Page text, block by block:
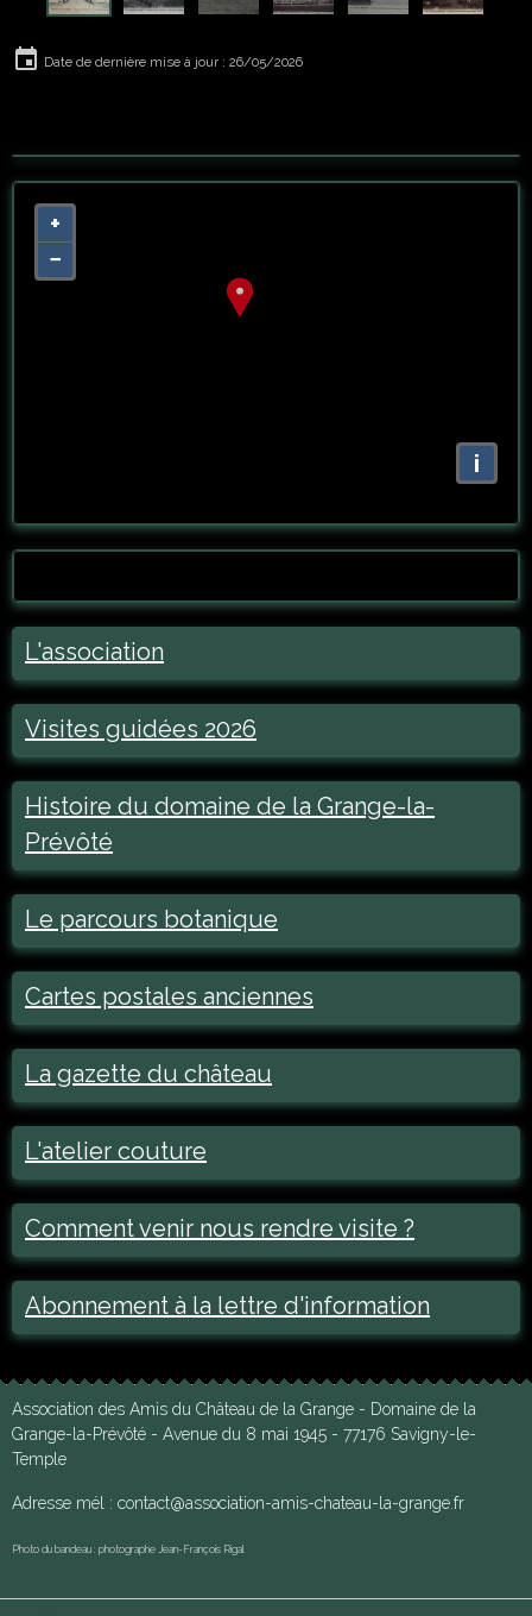
Date de dernière mise à jour : 26/05/2026
+
−
i
L'association
Visites guidées 2026
Histoire du domaine de la Grange-la-
Prévôté
Le parcours botanique
Cartes postales anciennes
La gazette du château
L'atelier couture
Comment venir nous rendre visite ?
Abonnement à la lettre d'information
Association des Amis du Château de la Grange - Domaine de la
Grange-la-Prévôté - Avenue du 8 mai 1945 - 77176 Savigny-le-
Temple
Adresse mél : contact@association-amis-chateau-la-grange.fr
Photo du bandeau : photographe Jean-François Rigal